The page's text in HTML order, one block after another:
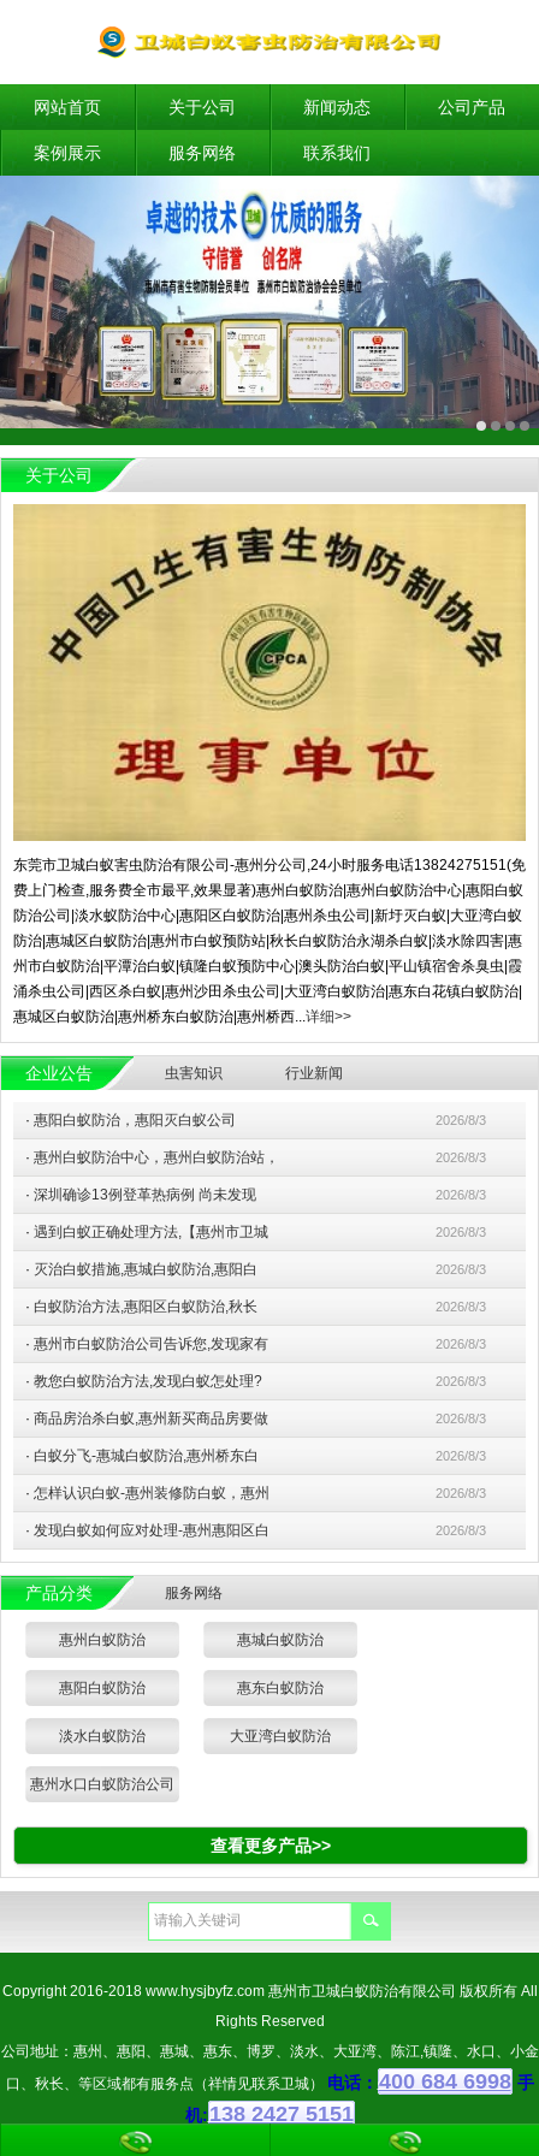
网站首页 关于公司 新闻动态 公司产品
案例展示 服务网络 联系我们
关于公司
东莞市卫城白蚁害虫防治有限公司-惠州分公司,24小时服务电话13824275151(免
费上门检查,服务费全市最平,效果显著)惠州白蚁防治|惠州白蚁防治中心|惠阳白蚁
防治公司|淡水蚁防治中心|惠阳区白蚁防治|惠州杀虫公司|新圩灭白蚁|大亚湾白蚁
防治|惠城区白蚁防治|惠州市白蚁预防站|秋长白蚁防治永湖杀白蚁|淡水除四害|惠
州市白蚁防治|平潭治白蚁|镇隆白蚁预防中心|澳头防治白蚁|平山镇宿舍杀臭虫|霞
涌杀虫公司|西区杀白蚁|惠州沙田杀虫公司|大亚湾白蚁防治|惠东白花镇白蚁防治|
惠城区白蚁防治|惠州桥东白蚁防治|惠州桥西... 详细>>
企业公告 虫害知识 行业新闻
· 惠阳白蚁防治，惠阳灭白蚁公司 2026/8/3
· 惠州白蚁防治中心，惠州白蚁防治站， 2026/8/3
· 深圳确诊13例登革热病例 尚未发现 2026/8/3
· 遇到白蚁正确处理方法,【惠州市卫城 2026/8/3
· 灭治白蚁措施,惠城白蚁防治,惠阳白 2026/8/3
· 白蚁防治方法,惠阳区白蚁防治,秋长 2026/8/3
· 惠州市白蚁防治公司告诉您,发现家有 2026/8/3
· 教您白蚁防治方法,发现白蚁怎处理? 2026/8/3
· 商品房治杀白蚁,惠州新买商品房要做 2026/8/3
· 白蚁分飞-惠城白蚁防治,惠州桥东白 2026/8/3
· 怎样认识白蚁-惠州装修防白蚁，惠州 2026/8/3
· 发现白蚁如何应对处理-惠州惠阳区白 2026/8/3
产品分类 服务网络
惠州白蚁防治 惠城白蚁防治
惠阳白蚁防治 惠东白蚁防治
淡水白蚁防治 大亚湾白蚁防治
惠州水口白蚁防治公司
查看更多产品>>
Copyright 2016-2018 www.hysjbyfz.com惠州市卫城白蚁防治有限公司 版权所有 All
Rights Reserved
公司地址：惠州、惠阳、惠城、惠东、博罗、淡水、大亚湾、陈江,镇隆、水口、小金
口、秋长、等区域都有服务点（祥情见联系卫城）
电话： 400 684 6998 手
机:138 2427 5151